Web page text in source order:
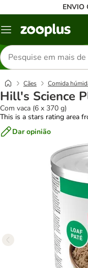
ENVIO
Menu
Pesquisar
produtos
Cães Comida
Hill's Science
Com vaca (6 x 370 g)
This is a stars rating area
Dar opinião